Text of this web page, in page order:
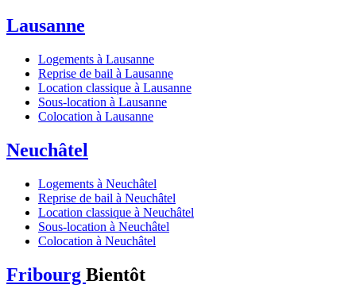
Lausanne
Logements à Lausanne
Reprise de bail à Lausanne
Location classique à Lausanne
Sous-location à Lausanne
Colocation à Lausanne
Neuchâtel
Logements à Neuchâtel
Reprise de bail à Neuchâtel
Location classique à Neuchâtel
Sous-location à Neuchâtel
Colocation à Neuchâtel
Fribourg Bientôt